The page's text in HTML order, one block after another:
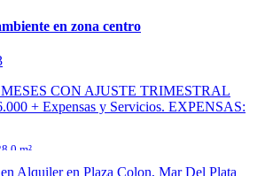
en zona centro
CON AJUSTE TRIMESTRAL
+ Expensas y Servicios. EXPENSAS:
m²